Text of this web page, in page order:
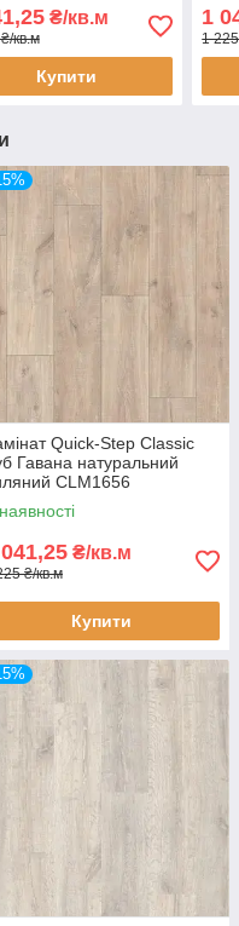
₴/кв.м
кв.м
Купити
мм
1
1
Quick-Step Classic
Гавана натуральний
CLM1656
32 клас 8 мм з
₴/кв.м
₴/кв.м
Купити